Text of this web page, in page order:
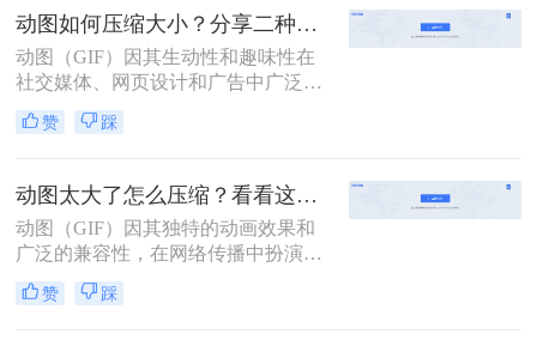
提高加载效率。那么如何压缩gif呢？
本文将介绍三种压缩GIF的方法。
动图如何压缩大小？分享二种实用压缩方法！
动图（GIF）因其生动性和趣味性在
社交媒体、网页设计和广告中广泛应
用。然而，动图文件往往较大，会影
响加载速度和用户体验。因此，压缩
动图如何压缩大小呢？本文将介绍两
种动图压缩方法。
赞 踩
动图太大了怎么压缩？看看这三种高效方法详解！
动图（GIF）因其独特的动画效果和
广泛的兼容性，在网络传播中扮演着
重要角色。然而，过大的动图文件不
仅会影响加载速度，还可能占用过多
赞 踩